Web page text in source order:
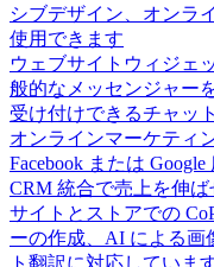
シブデザイン、オンラ
使用できます
ウェブサイトウィジェ
般的なメッセンジャー
受け付けできるチャッ
オンラインマーケティ
Facebook または
CRM 統合で売上を伸ば
サイトとストアでの
ーの作成、AI による画
ト翻訳に対応していま